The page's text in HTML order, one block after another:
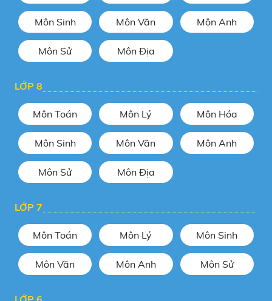
Bài tập Tổng hợp 12 thì - Luyện thi
THPTQG môn Anh – cô Trần Phượng
12 - Cô Lê Thị Thu
Phong trào dân tộc dân chủ 1936 -
1939 - Sử 12 - Thầy Hồ Như Hiển
Thiên nhiên phân hóa đa dạng - Địa
Công dân với các quyền tự do cơ
bản - Cô Đoàn Thị Vành Khuyên
Môn Sinh Môn Văn Môn Anh
Môn Sử Môn Địa
LỚP 8
Môn Toán Môn Lý Môn Hóa
Môn Sinh Môn Văn Môn Anh
Môn Sử Môn Địa
LỚP 7
Môn Toán Môn Lý Môn Sinh
Môn Văn Môn Anh Môn Sử